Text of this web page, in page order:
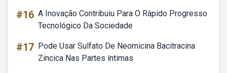
#16 A Inovação Contribuiu Para O Rápido Progresso
Tecnológico Da Sociedade
#17 Pode Usar Sulfato De Neomicina Bacitracina
Zincica Nas Partes íntimas